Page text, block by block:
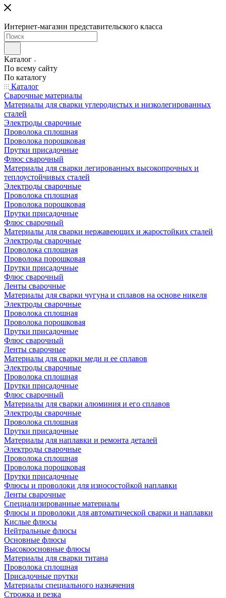
Интернет-магазин представительского класса
Каталог
По всему сайту
По каталогу
Каталог
Сварочные материалы
Материалы для сварки углеродистых и низколегированных
сталей
Электроды сварочные
Проволока сплошная
Проволока порошковая
Прутки присадочные
Флюс сварочный
Материалы для сварки легированных высокопрочных и
теплоустойчивых сталей
Электроды сварочные
Проволока сплошная
Проволока порошковая
Прутки присадочные
Флюс сварочный
Материалы для сварки нержавеющих и жаростойких сталей
Электроды сварочные
Проволока сплошная
Проволока порошковая
Прутки присадочные
Флюс сварочный
Ленты сварочные
Материалы для сварки чугуна и сплавов на основе никеля
Электроды сварочные
Проволока сплошная
Проволока порошковая
Прутки присадочные
Флюс сварочный
Ленты сварочные
Материалы для сварки меди и ее сплавов
Электроды сварочные
Проволока сплошная
Прутки присадочные
Флюс сварочный
Материалы для сварки алюминия и его сплавов
Электроды сварочные
Проволока сплошная
Прутки присадочные
Материалы для наплавки и ремонта деталей
Электроды сварочные
Проволока сплошная
Проволока порошковая
Прутки присадочные
Флюсы и проволоки для износостойкой наплавки
Ленты сварочные
Специализированные материалы
Флюсы и проволоки для автоматической сварки и наплавки
Кислые флюсы
Нейтральные флюсы
Основные флюсы
Высокоосновные флюсы
Материалы для сварки титана
Проволока сплошная
Присадочные прутки
Материалы специального назначения
Строжка и резка